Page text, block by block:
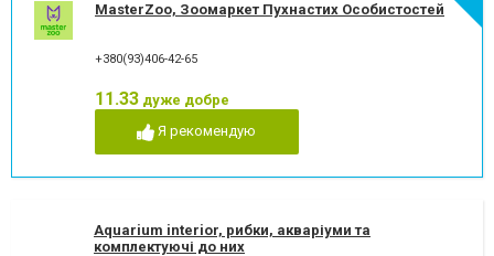
MasterZoo, Зоомаркет Пухнастих Особистостей
+380(93)406-42-65
11.33 дуже добре
Я рекомендую
Aquarium interior, рибки, акваріуми та
комплектуючі до них